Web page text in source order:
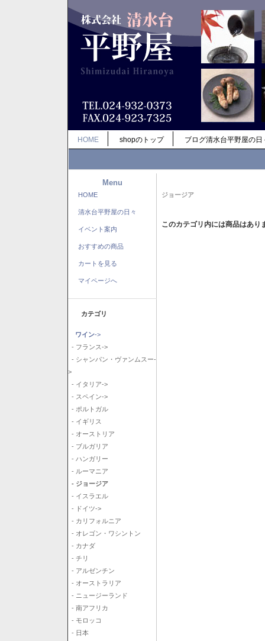
HOME shopのトップ ブログ清水台平野屋の日
Menu
HOME
清水台平野屋の日々
イベント案内
おすすめの商品
カートを見る
マイページへ
カテゴリ
ワイン->
- フランス->
- シャンパン・ヴァンムスー-
>
- イタリア->
- スペイン->
- ポルトガル
- イギリス
- オーストリア
- ブルガリア
- ハンガリー
- ルーマニア
- ジョージア
- イスラエル
- ドイツ->
- カリフォルニア
- オレゴン・ワシントン
- カナダ
- チリ
- アルゼンチン
- オーストラリア
- ニュージーランド
- 南アフリカ
- モロッコ
- 日本
ジョージア
このカテゴリ内には商品はあり